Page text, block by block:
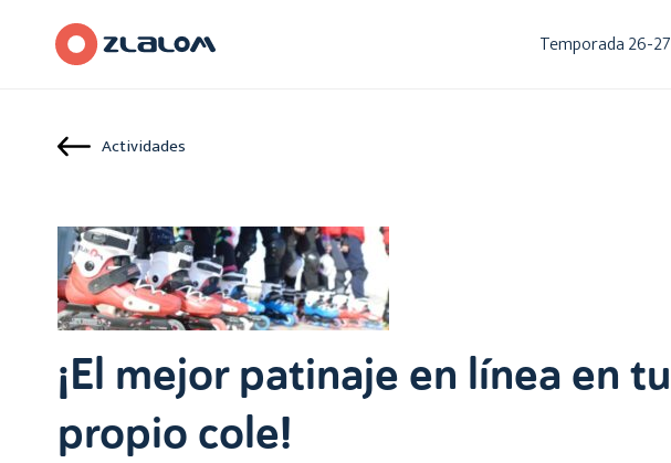
Temporada 26-27
Actividades
¡El mejor patinaje en línea en tu
propio cole!